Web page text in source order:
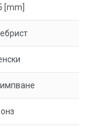
[mm]